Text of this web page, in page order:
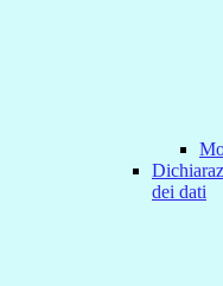
dei dati